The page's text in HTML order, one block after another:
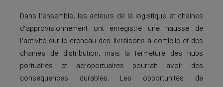
Dans l’ensemble, les acteurs de la logistique et chaînes
d’approvisionnement ont enregistré une hausse de
l’activité sur le créneau des livraisons à domicile et des
chaînes de distribution, mais la fermeture des hubs
portuaires et aéroportuaires pourrait avoir des
conséquences durables. Les opportunités de